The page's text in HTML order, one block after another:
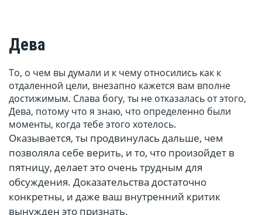
Дева
То, о чем вы думали и к чему относились как к
отдаленной цели, внезапно кажется вам вполне
достижимым. Слава богу, ты не отказалась от этого,
Дева, потому что я знаю, что определенно были
моменты, когда тебе этого хотелось.
Оказывается, ты продвинулась дальше, чем
позволяла себе верить, и то, что произойдет в
пятницу, делает это очень трудным для
обсуждения. Доказательства достаточно
конкретны, и даже ваш внутренний критик
вынужден это признать.